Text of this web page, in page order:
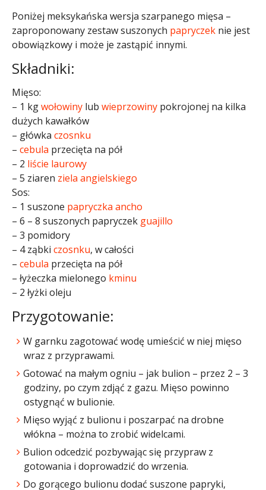
Poniżej meksykańska wersja szarpanego mięsa –
zaproponowany zestaw suszonych papryczek nie jest
obowiązkowy i może je zastąpić innymi.
Składniki:
Mięso:
– 1 kgwołowiny lub wieprzowiny pokrojonej na kilka
dużych kawałków
– główka czosnku
– cebula przecięta na pół
– 2 liście laurowy
– 5 ziaren ziela angielskiego
Sos:
– 1 suszone papryczka ancho
– 6 – 8 suszonych papryczek guajillo
– 3 pomidory
– 4 ząbki czosnku, w całości
– cebula przecięta na pół
– łyżeczka mielonego kminu
– 2 łyżki oleju
Przygotowanie:
W garnku zagotować wodę umieścić w niej mięso
wraz z przyprawami.
Gotować na małym ogniu – jak bulion – przez 2 – 3
godziny, po czym zdjąć z gazu. Mięso powinno
ostygnąć w bulionie.
Mięso wyjąć z bulionu i poszarpać na drobne
włókna – można to zrobić widelcami.
Bulion odcedzić pozbywając się przypraw z
gotowania i doprowadzić do wrzenia.
Do gorącego bulionu dodać suszone papryki,